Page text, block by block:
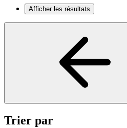
Afficher les résultats
Trier par